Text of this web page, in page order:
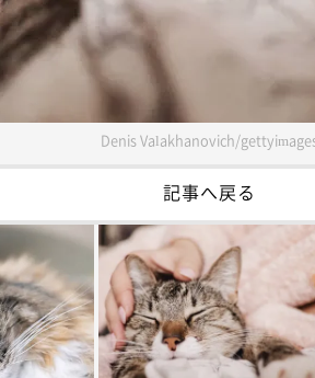
Denis Valakhanovich/
記事へ戻る